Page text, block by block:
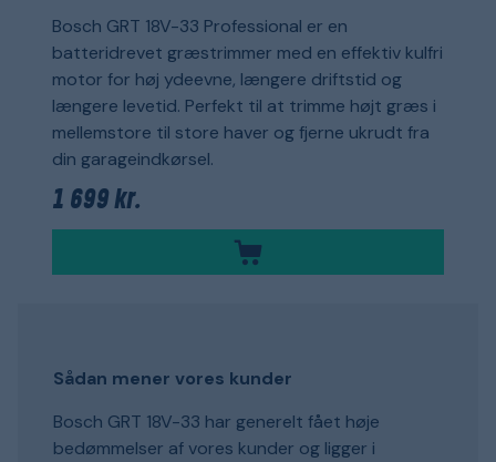
Bosch GRT 18V-33 Professional er en
batteridrevet græstrimmer med en effektiv kulfri
motor for høj ydeevne, længere driftstid og
længere levetid. Perfekt til at trimme højt græs i
mellemstore til store haver og fjerne ukrudt fra
din garageindkørsel.
1 699 kr.
Sådan mener vores kunder
Bosch GRT 18V-33 har generelt fået høje
bedømmelser af vores kunder og ligger i